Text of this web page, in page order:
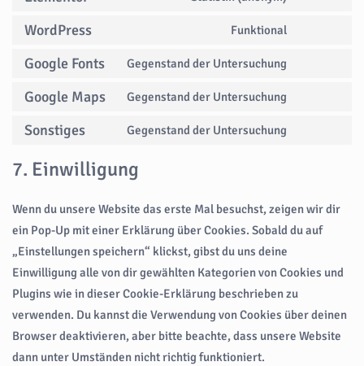
WordPress Funktional
Google Fonts Gegenstand der Untersuchung
Google Maps Gegenstand der Untersuchung
Sonstiges Gegenstand der Untersuchung
7. Einwilligung
Wenn du unsere Website das erste Mal besuchst, zeigen wir dir
ein Pop-Up mit einer Erklärung über Cookies. Sobald du auf
„Einstellungen speichern“ klickst, gibst du uns deine
Einwilligung alle von dir gewählten Kategorien von Cookies und
Plugins wie in dieser Cookie-Erklärung beschrieben zu
verwenden. Du kannst die Verwendung von Cookies über deinen
Browser deaktivieren, aber bitte beachte, dass unsere Website
dann unter Umständen nicht richtig funktioniert.